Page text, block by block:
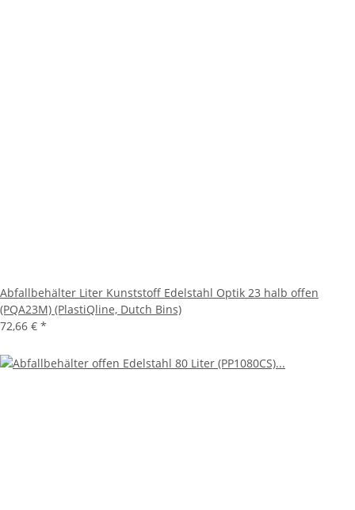
Abfallbehälter Liter Kunststoff Edelstahl Optik 23 halb offen
(PQA23M) (PlastiQline, Dutch Bins)
72,66 € *